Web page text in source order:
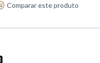
Comparar este produto